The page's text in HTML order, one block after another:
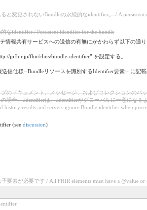
と変更されないBundleの永続的なidentifier。 / A persistent
なidentifier / Persistent identifier for the bundle
情報共有サービスへの送信の有無にかかわらず以下の通り
jpfhir.jp/fhir/clins/bundle-identifier” を設定する。
信仕様--Bundleリソースを識別するIdentifier要素-- に記
のドキュメント、メッセージ、およびコレクションの
場合、.identifierは、.identifierがグローバルに一意になる
results and servers ignore Bundle.identifier when
(see discussion)
要素が必要です / All FHIR elements must have a @value